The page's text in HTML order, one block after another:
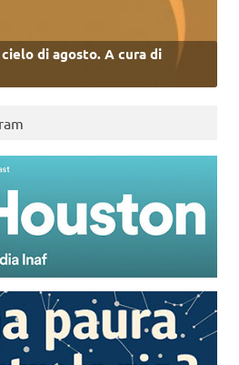
di agosto. A cura di